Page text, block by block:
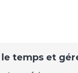
temps et